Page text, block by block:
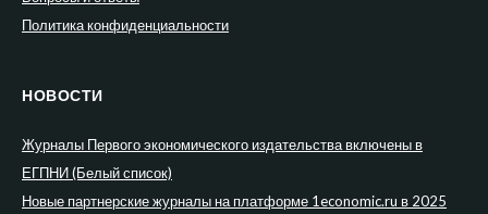
Политика конфиденциальности
НОВОСТИ
Журналы Первого экономического издательства включены в
ЕГПНИ (Белый список)
Новые партнерские журналы на платформе 1economic.ru в 2025